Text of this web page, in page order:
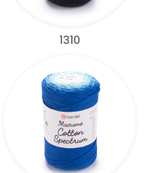
1310